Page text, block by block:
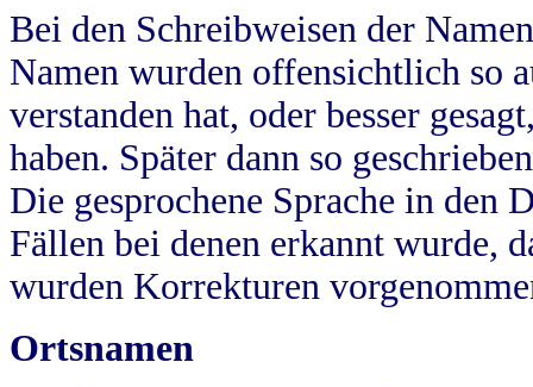
Bei den Schreibweisen der
Namen wurden offensichtlich so
verstanden hat, oder besser
haben. Später dann so
Die gesprochene Sprache in
Fällen bei denen erkannt wurde,
wurden Korrekturen
Ortsnamen